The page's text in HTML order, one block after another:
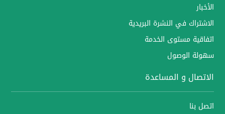
الأخبار
الاشتراك في النشرة البريدية
اتفاقية مستوى الخدمة
سهولة الوصول
الاتصال و المساعدة
اتصل بنا